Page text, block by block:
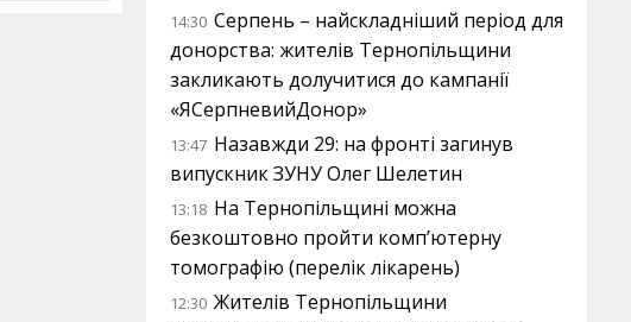
14:30 Серпень – найскладніший період для
донорства: жителів Тернопільщини
закликають долучитися до кампанії
«ЯСерпневийДонор»
13:47 Назавжди 29: на фронті загинув
випускник ЗУНУ Олег Шелетин
13:18 На Тернопільщині можна
безкоштовно пройти комп’ютерну
томографію (перелік лікарень)
12:30 Жителів Тернопільщини